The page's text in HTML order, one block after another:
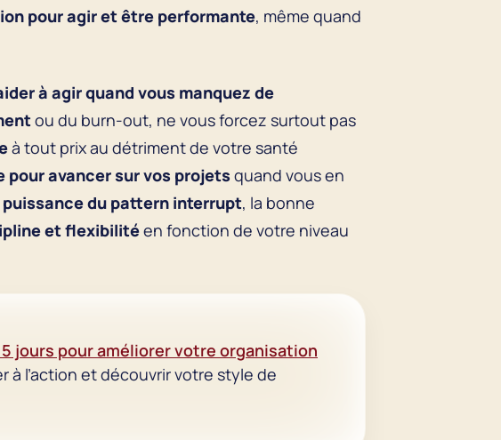
pour agir et être performante, même quand
à agir quand vous manquez de
ou du burn-out, ne vous forcez surtout pas
à tout prix au détriment de votre santé
pour avancer sur vos projets quand vous en
puissance du pattern interrupt, la bonne
et flexibilitéen fonction de votre niveau
jours pour améliorer votre organisation
à l’action et découvrir votre style de